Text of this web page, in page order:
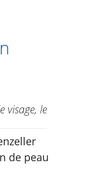
visage, le
de peau